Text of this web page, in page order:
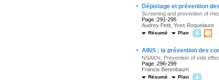
· Dépistage et prévention
Screening and prevention of
Page :291-295
Audrey Petit, Yves Roquelaure
Résumé Plan
· AINS : la prévention des
NSAIDs: Prevention of side
Page :296-299
Francis Berenbaum
Résumé Plan